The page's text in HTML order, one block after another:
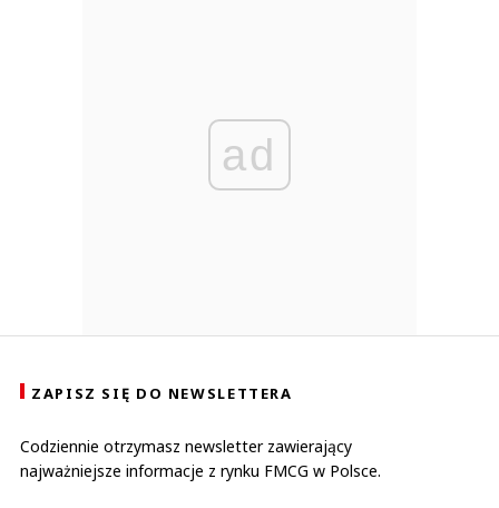
ad
ZAPISZ SIĘ DO NEWSLETTERA
Codziennie otrzymasz newsletter zawierający
najważniejsze informacje z rynku FMCG w Polsce.